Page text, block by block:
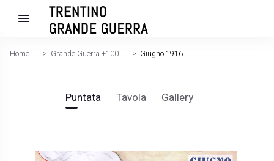
Home > Grande Guerra +100 > Giugno 1916
Puntata Tavola Gallery